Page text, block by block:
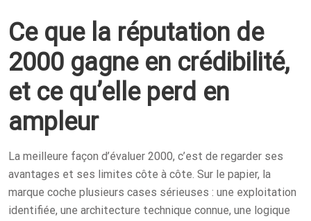
Ce que la réputation de
2000 gagne en crédibilité,
et ce qu’elle perd en
ampleur
La meilleure façon d’évaluer 2000, c’est de regarder ses
avantages et ses limites côte à côte. Sur le papier, la
marque coche plusieurs cases sérieuses : une exploitation
identifiée, une architecture technique connue, une logique